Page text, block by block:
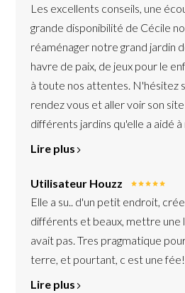
Les excellents conseils, une
grande disponibilité de Cécile
réaménager notre grand jardin
havre de paix, de jeux pour le
à toute nos attentes. N'hésitez
rendez vous et aller voir son
différents jardins qu'elle a aidé à
Lire plus
Utilisateur Houzz
Elle a su.. d'un petit endroit,
différents et beaux, mettre une
avait pas. Tres pragmatique
terre, et pourtant, c est une fée!
Lire plus